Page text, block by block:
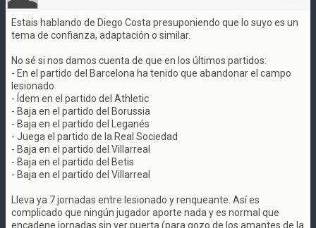
Estais hablando de Diego Costa presuponiendo que lo suyo es un
tema de confianza, adaptación o similar.
No sé si nos damos cuenta de que en los últimos partidos:
- En el partido del Barcelona ha tenido que abandonar el campo
lesionado
- Ídem en el partido del Athletic
- Baja en el partido del Borussia
- Baja en el partido del Leganés
- Juega el partido de la Real Sociedad
- Baja en el partido del Villarreal
- Baja en el partido del Betis
- Baja en el partido del Villarreal
Lleva ya 7 jornadas entre lesionado y renqueante. Así es
complicado que ningún jugador aporte nada y es normal que
encadene jornadas sin ver puerta (para gozo de los amantes de la